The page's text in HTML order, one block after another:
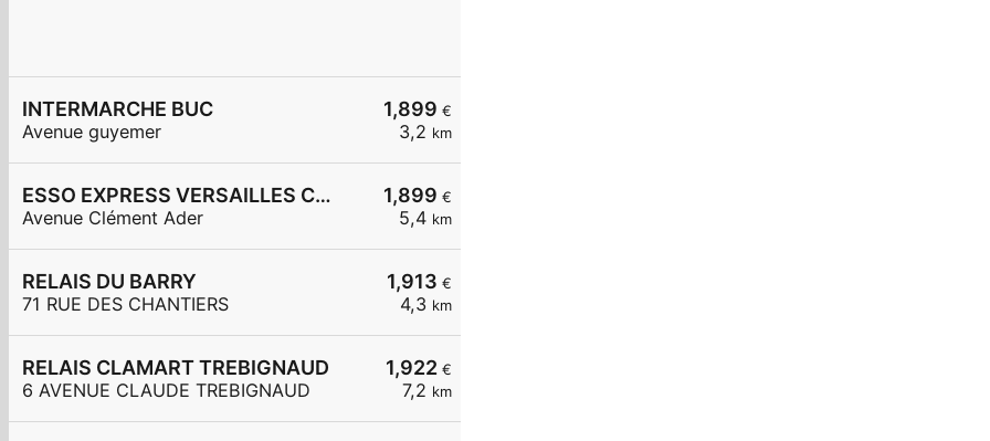
1,899 €
3,2 km
INTERMARCHE BUC
Avenue guyemer
1,899 €
5,4 km
ESSO EXPRESS VERSAILLES CLEMENT ADER
Avenue Clément Ader
1,913 €
4,3 km
RELAIS DU BARRY
71 RUE DES CHANTIERS
1,922 €
7,2 km
RELAIS CLAMART TREBIGNAUD
6 AVENUE CLAUDE TREBIGNAUD